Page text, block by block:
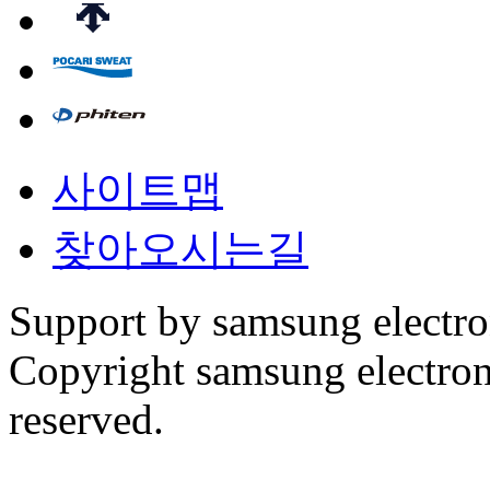
사이트맵
찾아오시는길
Support by samsung
Copyright samsung
reserved.